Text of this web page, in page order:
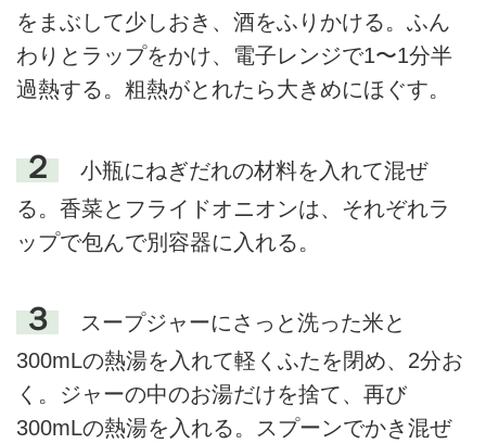
をまぶして少しおき、酒をふりかける。ふん
わりとラップをかけ、電子レンジで1〜1分半
過熱する。粗熱がとれたら大きめにほぐす。
２
小瓶にねぎだれの材料を入れて混ぜ
る。香菜とフライドオニオンは、それぞれラ
ップで包んで別容器に入れる。
３
スープジャーにさっと洗った米と
300mLの熱湯を入れて軽くふたを閉め、2分お
く。ジャーの中のお湯だけを捨て、再び
300mLの熱湯を入れる。スプーンでかき混ぜ